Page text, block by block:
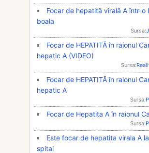
Focar de hepatită virală A într-
boala
Sursa:
Focar de HEPATITĂ în raionul
hepatic A (VIDEO)
Sursa:
Focar de HEPATITĂ în raionul
hepatic A
Sursa:
Focar de Hepatita A în raionul
Sursa:
Este focar de hepatita virala A
spital